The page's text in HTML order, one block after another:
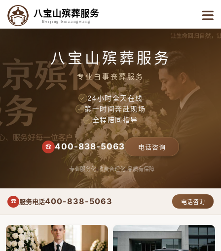
八宝山殡葬服务
Beijing binzangwang
八宝山殡葬服务
专业白事丧葬服务
✓ 24小时全天在线
✓ 第一时间奔赴现场
✓ 全程陪同指导
☎ 400-838-5063 电话咨询
专业服务化 收费合理化 品质有保障
☎ 服务电话400-838-5063 电话咨询